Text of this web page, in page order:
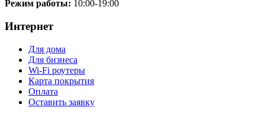
Режим работы: 10:00-19:00
Интернет
Для дома
Для бизнеса
Wi-Fi роутеры
Карта покрытия
Оплата
Оставить заявку